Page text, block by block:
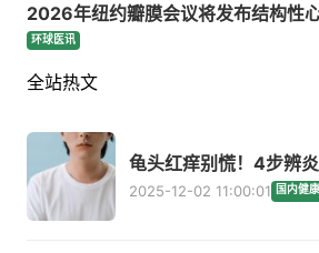
2026年纽约瓣膜会议将发布结构性
环球医讯
全站热文
龟头红痒别慌！4步辨
2025-12-02 11:00:01 国内健康